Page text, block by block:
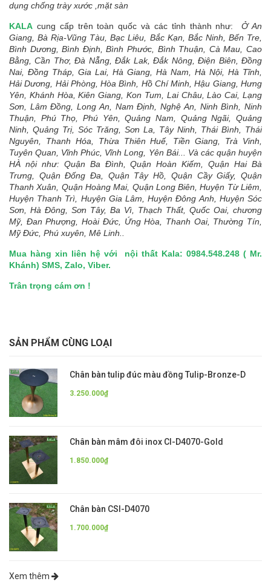
dụng chống trày xước ,mặt sàn
KALA cung cấp trên toàn quốc và các tỉnh thành như:
Ở An
Giang, Bà Rịa-Vũng Tàu, Bạc Liêu, Bắc Kạn, Bắc Ninh, Bến Tre,
Bình Dương, Bình Định, Bình Phước, Bình Thuận, Cà Mau, Cao
Bằng, Cần Thơ, Đà Nẵng, Đắk Lak, Đắk Nông, Điện Biên, Đồng
Nai, Đồng Tháp, Gia Lai, Hà Giang, Hà Nam, Hà Nội, Hà Tĩnh,
Hải Dương, Hải Phòng, Hòa Bình, Hồ Chí Minh, Hậu Giang, Hưng
Yên, Khánh Hòa, Kiên Giang, Kon Tum, Lai Châu, Lào Cai, Lạng
Sơn, Lâm Đồng, Long An, Nam Định, Nghệ An, Ninh Bình, Ninh
Thuận, Phú Thọ, Phú Yên, Quảng Nam, Quảng Ngãi, Quảng
Ninh, Quảng Trị, Sóc Trăng, Sơn La, Tây Ninh, Thái Bình, Thái
Nguyên, Thanh Hóa, Thừa Thiên Huế, Tiền Giang, Trà Vinh,
Tuyên Quan, Vĩnh Phúc, Vĩnh Long, Yên Bái... Và các quận huyện
HÀ nội như: Quận Ba Đình, Quận Hoàn Kiếm, Quận Hai Bà
Trưng, Quận Đống Đa, Quận Tây Hồ, Quận Cầy Giấy, Quận
Thanh Xuân, Quận Hoàng Mai, Quận Long Biên, Huyện Từ Liêm,
Huyện Thanh Trì, Huyện Gia Lâm, Huyện Đông Anh, Huyện Sóc
Sơn, Hà Đông, Sơn Tây, Ba Vì, Thạch Thất, Quốc Oai, chương
Mỹ, Đan Phượng, Hoài Đức, Ứng Hòa, Thanh Oai, Thường Tín,
Mỹ Đức, Phú xuyên, Mê Linh..
Mua hàng xin liên hệ với nội thất Kala: 0984.548.248 ( Mr.
Khánh) SMS, Zalo, Viber.
Trân trọng cám ơn !
SẢN PHẨM CÙNG LOẠI
Chân bàn tulip đúc màu đồng Tulip-Bronze-D
3.250.000₫
Chân bàn mâm đôi inox CI-D4070-Gold
1.850.000₫
Chân bàn CSI-D4070
1.700.000₫
Xem thêm